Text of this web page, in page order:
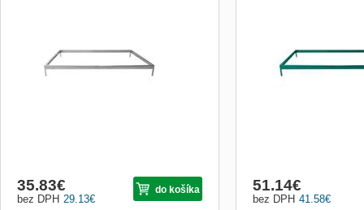
dílu snazší a dosahnete tak větší tuhosti
konstrukce. Plechová základna
nahrazující podezdívku. Vyrobeno z pozin
29.13€
bez DPH
35.83€ do košíka
dílu snazší a dosahnete
konstrukce. Plechová
nahrazující podezdívku.
41.58€
bez DPH
51.14€